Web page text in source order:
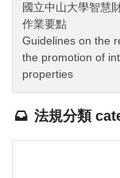
國立中山大學智慧
作業要點
Guidelines on the
the promotion of
properties
法規分類